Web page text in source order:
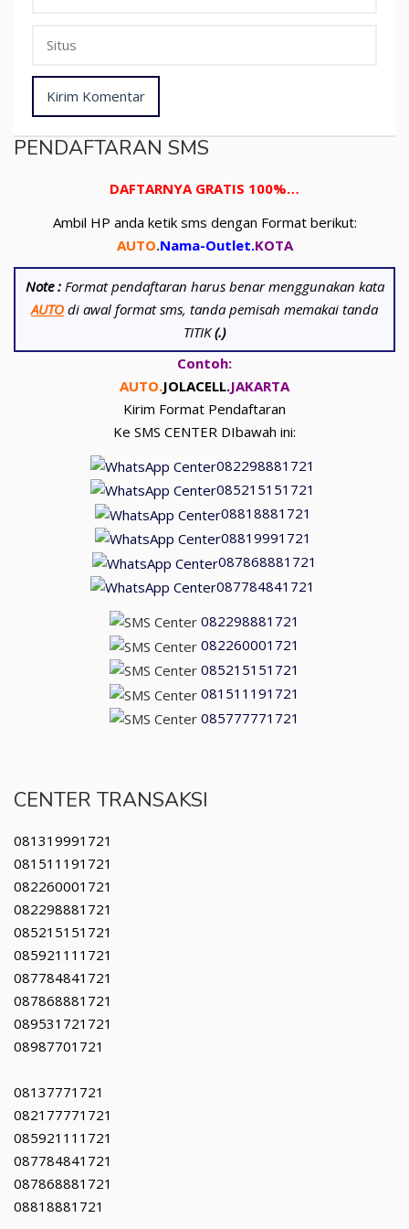
PENDAFTARAN SMS
DAFTARNYA GRATIS 100%…
Ambil HP anda ketik sms dengan Format berikut:
AUTO.Nama-Outlet.KOTA
Note : Format pendaftaran harus benar menggunakan kata
AUTO di awal format sms, tanda pemisah memakai tanda
TITIK(.)
Contoh:
AUTO.JOLACELL.JAKARTA
Kirim Format Pendaftaran
Ke SMS CENTER DIbawah ini:
082298881721
085215151721
08818881721
08819991721
087868881721
087784841721
082298881721
082260001721
085215151721
081511191721
085777771721
CENTER TRANSAKSI
081319991721
081511191721
082260001721
082298881721
085215151721
085921111721
087784841721
087868881721
089531721721
08987701721
08137771721
082177771721
085921111721
087784841721
087868881721
08818881721